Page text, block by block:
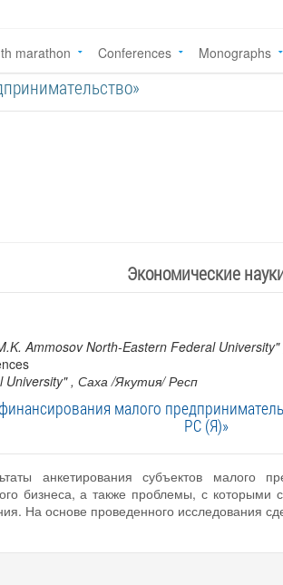
marathon Conferences Monographs
Экономические
Ammosov North-Eastern Federal University"
University" , Саха /Якутия/ Респ
малого
РС (Я)»
анкетирования субъектов малого
бизнеса, а также проблемы, с которыми
На основе проведенного исследования